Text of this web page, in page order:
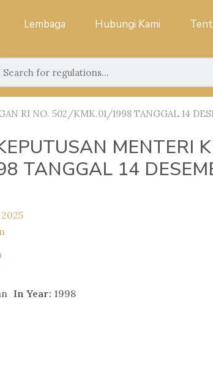
Lembaga Hubungi Kami
RI NO. 502/KMK.01/1998 TANGGAL 14
MENTERI
TANGGAL 14
2025
In Year: 1998